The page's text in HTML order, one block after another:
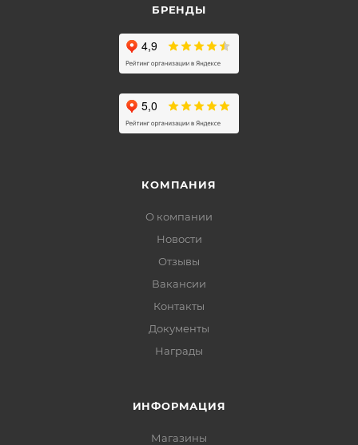
БРЕНДЫ
КОМПАНИЯ
О компании
Новости
Отзывы
Вакансии
Контакты
Документы
Награды
ИНФОРМАЦИЯ
Магазины